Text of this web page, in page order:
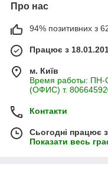
Про нас
94% позитивних з 62
Працює з
м. Київ
Время работы: ПН-
(ОФИС) т.
Контакти
Сьогодні працює
Показати весь